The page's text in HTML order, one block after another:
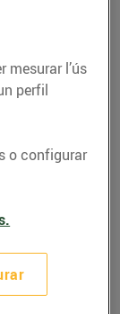
mesurar l’ús
perfil
o configurar